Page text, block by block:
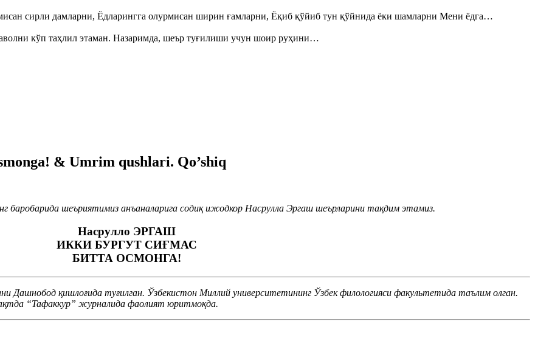
сирли дамларни, Ёдларингга олурмисан ширин ғамларни, Ёқиб қўйиб тун қўйнида ёки шамларни Мени ёдга…
кўп таҳлил этаман. Назаримда, шеър туғилиши учун шоир руҳини…
& Umrim qushlari. Qo’shiq
баробарида шеъриятимиз анъаналарига содиқ ижодкор Насрулла Эргаш шеърларини тақдим этамиз.
Насрулло ЭРГАШ
ИККИ БУРГУТ СИҒМАС
БИТТА ОСМОНГА!
Дашнобод қишлоғида туғилган. Ўзбекистон Миллий университетининг Ўзбек филологияси факультетида таълим олган.
“Тафаккур” журналида фаолият юритмоқда.